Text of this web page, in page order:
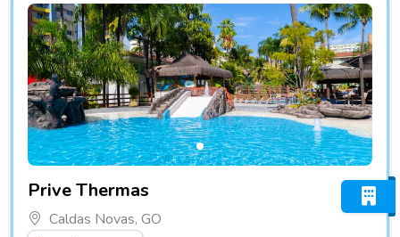
Prive Thermas
Caldas Novas, GO